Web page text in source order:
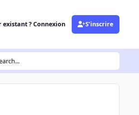
? Connexion S’inscrire